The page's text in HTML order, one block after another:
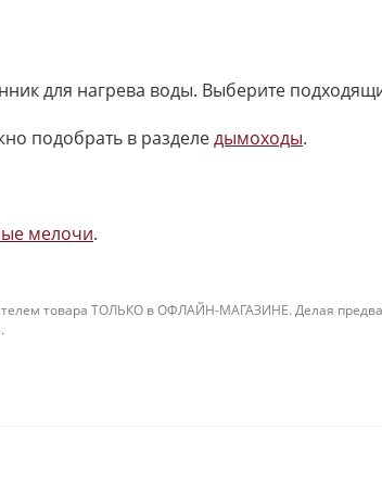
для нагрева воды. Выберите
подобрать в разделедымоходы.
мелочи.
товара ТОЛЬКО в ОФЛАЙН-МАГАЗИНЕ. Делая